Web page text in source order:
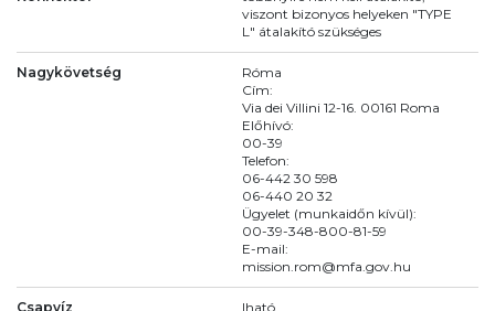
viszont bizonyos helyeken "TYPE
L" átalakító szükséges
Nagykövetség
Róma
Cím:
Via dei Villini 12-16. 00161 Roma
Előhívó:
00-39
Telefon:
06-442 30 598
06-440 20 32
Ügyelet (munkaidőn kívül):
00-39-348-800-81-59
E-mail:
mission.rom@mfa.gov.hu
Csapvíz Iható